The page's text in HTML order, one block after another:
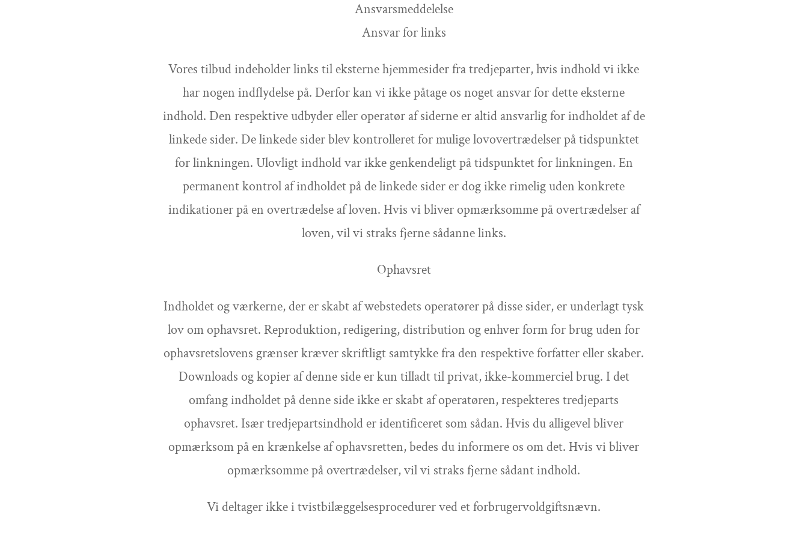
Ansvarsmeddelelse
Ansvar for links
Vores tilbud indeholder links til eksterne hjemmesider fra tredjeparter, hvis indhold vi ikke
har nogen indflydelse på. Derfor kan vi ikke påtage os noget ansvar for dette eksterne
indhold. Den respektive udbyder eller operatør af siderne er altid ansvarlig for indholdet af de
linkede sider. De linkede sider blev kontrolleret for mulige lovovertrædelser på tidspunktet
for linkningen. Ulovligt indhold var ikke genkendeligt på tidspunktet for linkningen. En
permanent kontrol af indholdet på de linkede sider er dog ikke rimelig uden konkrete
indikationer på en overtrædelse af loven. Hvis vi bliver opmærksomme på overtrædelser af
loven, vil vi straks fjerne sådanne links.
Ophavsret
Indholdet og værkerne, der er skabt af webstedets operatører på disse sider, er underlagt tysk
lov om ophavsret. Reproduktion, redigering, distribution og enhver form for brug uden for
ophavsretslovens grænser kræver skriftligt samtykke fra den respektive forfatter eller skaber.
Downloads og kopier af denne side er kun tilladt til privat, ikke-kommerciel brug. I det
omfang indholdet på denne side ikke er skabt af operatøren, respekteres tredjeparts
ophavsret. Især tredjepartsindhold er identificeret som sådan. Hvis du alligevel bliver
opmærksom på en krænkelse af ophavsretten, bedes du informere os om det. Hvis vi bliver
opmærksomme på overtrædelser, vil vi straks fjerne sådant indhold.
Vi deltager ikke i tvistbilæggelsesprocedurer ved et forbrugervoldgiftsnævn.